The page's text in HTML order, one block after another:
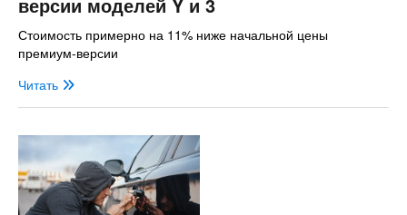
версии моделей Y и 3
Стоимость примерно на 11% ниже начальной цены
премиум-версии
Читать